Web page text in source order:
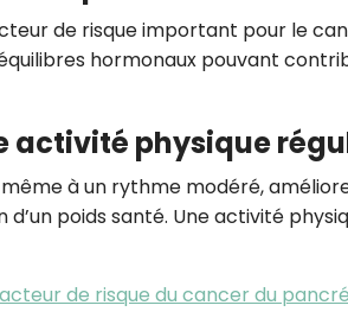
de risque important pour le
hormonaux pouvant
activité physique
à un rythme modéré,
poids santé. Une activité
de risque du cancer du